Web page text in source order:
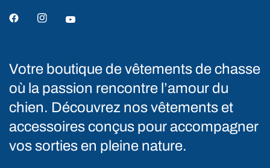
Votre boutique de vêtements de chasse
où la passion rencontre l’amour du
chien. Découvrez nos vêtements et
accessoires conçus pour accompagner
vos sorties en pleine nature.